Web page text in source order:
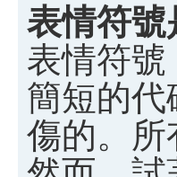
表情符號
表情符
簡短的
傷的。所